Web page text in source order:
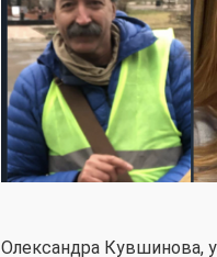
Олександра Кувшинова,